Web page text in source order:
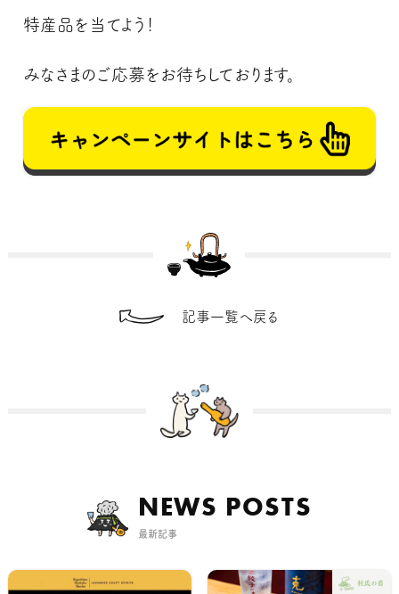
特産品を当てよう！
みなさまのご応募をお待ちしております。
記事一覧へ戻る
NEWS POSTS
最新記事